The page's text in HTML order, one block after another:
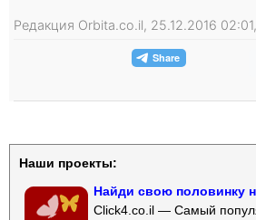
Редакция Orbita.co.il, 25.12.2016
Наши проекты:
Найди свою половинку
Click4.co.il — Самый